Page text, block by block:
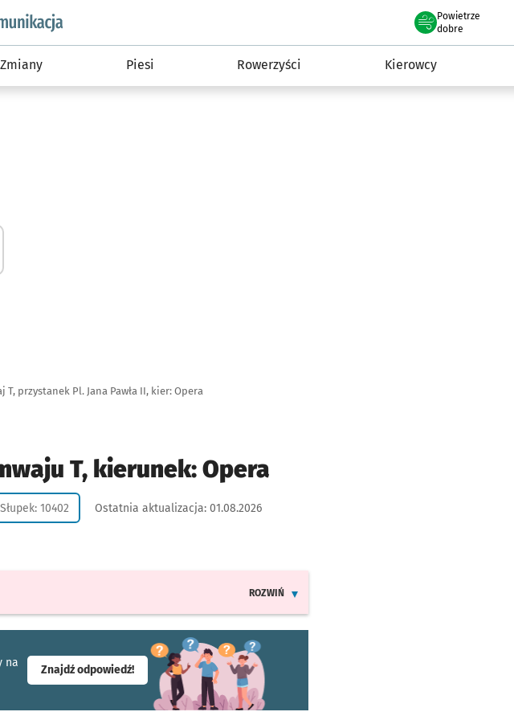
podserwis: Komunikacja
Powietrze
we Wrocławiu
dobre
Zmiany Piesi Rowerzyści Kierowcy
T, przystanek Pl. Jana Pawła II, kier: Opera
T, kierunek: Opera
Słupek: 10402 Ostatnia aktualizacja: 01.08.2026
ROZWIŃ
na
Znajdź odpowiedź!- otworzy się w nowej karcie